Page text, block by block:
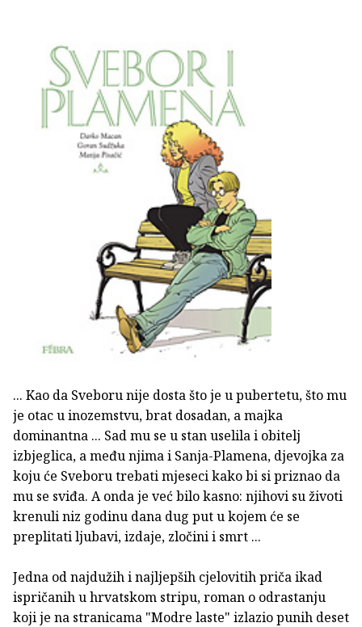
... Kao da Sveboru nije dosta što je u pubertetu, što mu
je otac u inozemstvu, brat dosadan, a majka
dominantna ... Sad mu se u stan uselila i obitelj
izbjeglica, a među njima i Sanja-Plamena, djevojka za
koju će Sveboru trebati mjeseci kako bi si priznao da
mu se sviđa. A onda je već bilo kasno: njihovi su životi
krenuli niz godinu dana dug put u kojem će se
preplitati ljubavi, izdaje, zločini i smrt ...
Jedna od najdužih i najljepših cjelovitih priča ikad
ispričanih u hrvatskom stripu, roman o odrastanju
koji je na stranicama "Modre laste" izlazio punih deset